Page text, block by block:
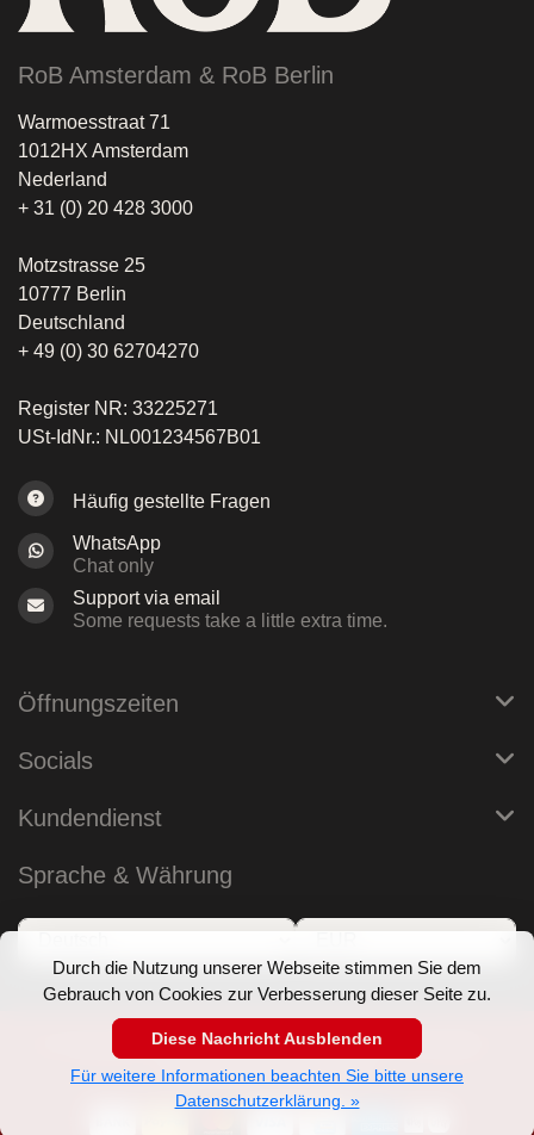
Durch die Nutzung unserer Webseite stimmen Sie dem
Gebrauch von Cookies zur Verbesserung dieser Seite zu.
Diese Nachricht Ausblenden
Für weitere Informationen beachten Sie bitte unsere
Datenschutzerklärung. »
RoB Amsterdam & RoB Berlin
Warmoesstraat 71
1012HX Amsterdam
Nederland
+ 31 (0) 20 428 3000
Motzstrasse 25
10777 Berlin
Deutschland
+ 49 (0) 30 62704270
Register NR: 33225271
USt-IdNr.: NL001234567B01
Häufig gestellte Fragen
WhatsApp
Chat only
Support via email
Some requests take a little extra time.
Öffnungszeiten
Socials
Kundendienst
Sprache & Währung
© Copyright 2026 RoB Berlin - Theme by
Powered by Lightspeed